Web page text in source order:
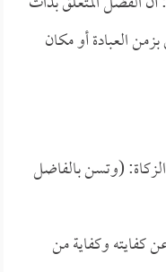
بزمن العبادة أو مكان
(وتسن بالفاضل
وكفاية من